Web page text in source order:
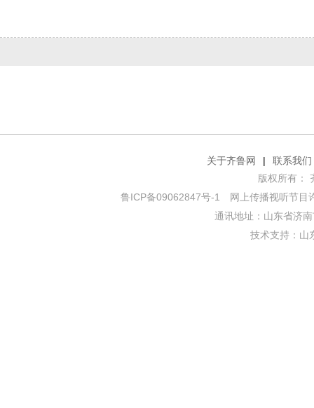
关于齐鲁网 |
联系我们
版权所有：
鲁ICP备09062847号-1
网上传播视听节目
通讯地址：山东省济
技术支持： 山